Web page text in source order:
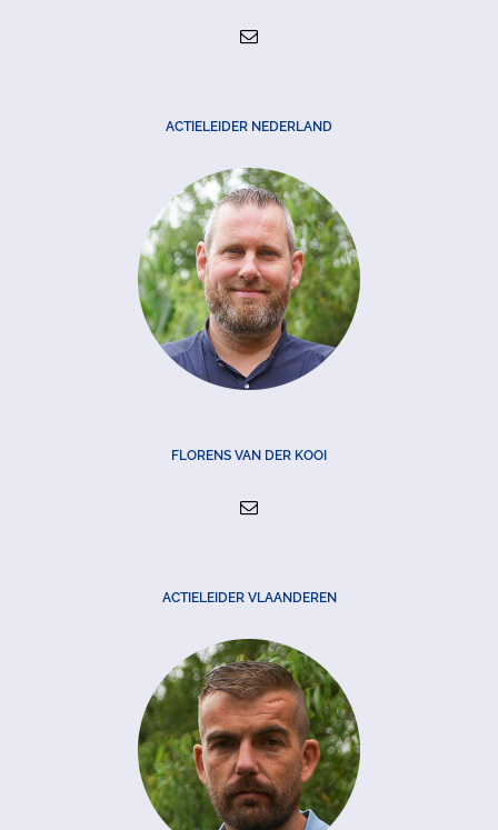
ACTIELEIDER NEDERLAND
FLORENS VAN DER KOOI
ACTIELEIDER VLAANDEREN